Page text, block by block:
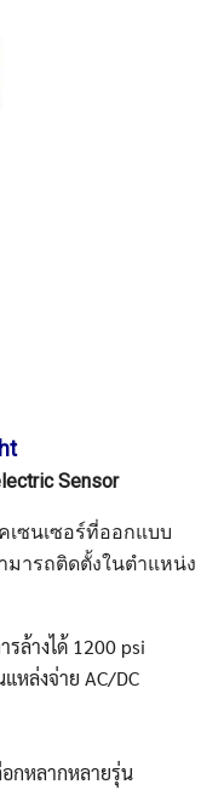
Sensor
เซนเซอร์ที่ออกแบบ
มารถติดตั้งในตำแหน่ง
ล้างได้ 1200 psi
หล่งจ่าย AC/DC
กหลากหลายรุ่น